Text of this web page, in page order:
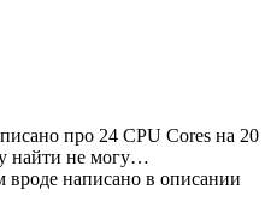
про 24 CPU Cores на 20
найти не могу…
написано в описании